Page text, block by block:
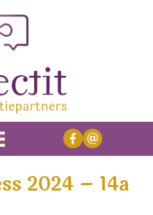
2024 – 14a